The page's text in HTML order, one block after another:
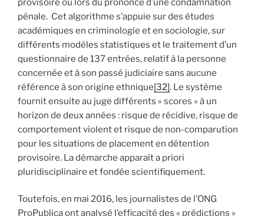
provisoire ou lors du prononcé d’une condamnation
pénale. Cet algorithme s’appuie sur des études
académiques en criminologie et en sociologie, sur
différents modèles statistiques et le traitement d’un
questionnaire de 137 entrées, relatif à la personne
concernée et à son passé judiciaire sans aucune
référence à son origine ethnique[32]. Le système
fournit ensuite au juge différents « scores » à un
horizon de deux années : risque de récidive, risque de
comportement violent et risque de non-comparution
pour les situations de placement en détention
provisoire. La démarche apparaît a priori
pluridisciplinaire et fondée scientifiquement.
Toutefois, en mai 2016, les journalistes de l’ONG
ProPublica ont analysé l’efficacité des « prédictions »